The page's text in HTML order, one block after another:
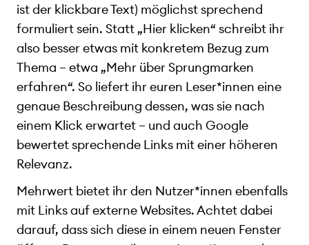
ist der klickbare Text) möglichst sprechend
formuliert sein. Statt „Hier klicken“ schreibt ihr
also besser etwas mit konkretem Bezug zum
Thema – etwa „Mehr über Sprungmarken
erfahren“. So liefert ihr euren Leser*innen eine
genaue Beschreibung dessen, was sie nach
einem Klick erwartet – und auch Google
bewertet sprechende Links mit einer höheren
Relevanz.
Mehrwert bietet ihr den Nutzer*innen ebenfalls
mit Links auf externe Websites. Achtet dabei
darauf, dass sich diese in einem neuen Fenster